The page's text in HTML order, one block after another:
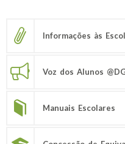
Informações às
Voz dos Alunos
Manuais Escolares